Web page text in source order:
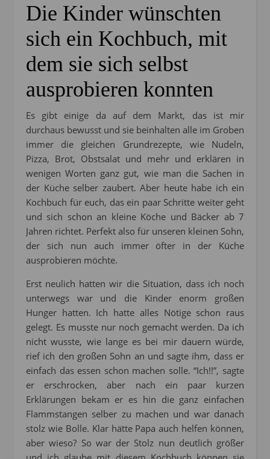
Die Kinder wünschten
sich ein Kochbuch, mit
dem sie sich selbst
ausprobieren konnten
Es gibt einige da auf dem Markt, das ist mir
durchaus bewusst und sie beinhalten alle im Groben
immer die gleichen Grundrezepte, wie Nudeln,
Pizza, Brot, Obstsalat und mehr und erklären in
wenigen Worten ganz gut, wie man die Sachen in
der Küche selber zaubert. Aber heute habe ich ein
Kochbuch für euch, das ein paar Schritte weiter geht
und sich schon an kleine Köche und Bäcker ab 7
Jahren richtet. Perfekt also für unseren kleinen Sohn,
der sich nun auch immer öfter in der Küche
ausprobieren möchte.
Erst neulich hatten wir die Situation, dass ich noch
unterwegs war und die Kinder enorm großen
Hunger hatten. Ich hatte alles Nötige schon raus
gelegt. Es musste nur noch gemacht werden. Da ich
nicht wusste, wie lange es bei mir dauern würde,
rief ich den großen Sohn an und sagte ihm, dass er
einfach das essen schon machen solle. “Ich!!”, sagte
er erschrocken, aber nach ein paar kurzen
Erklärungen bekam er es hin die ganz einfachen
Flammstangen selber zu machen und war danach
stolz wie Bolle. Klar hätte Papa auch helfen können,
aber wieso? So war der Stolz nun deutlich größer